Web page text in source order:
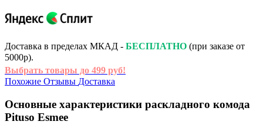
Доставка в пределах МКАД - БЕСПЛАТНО (при заказе от
5000р).
Выбрать товары до 499 руб!
Похожие Отзывы Доставка
Основные характеристики раскладного комода
Pituso Esmee